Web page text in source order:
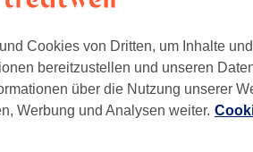
€
Cookies von Dritten, um Inhalte
bereitzustellen und unseren
über die Nutzung unserer
Werbung und Analysen weiter.